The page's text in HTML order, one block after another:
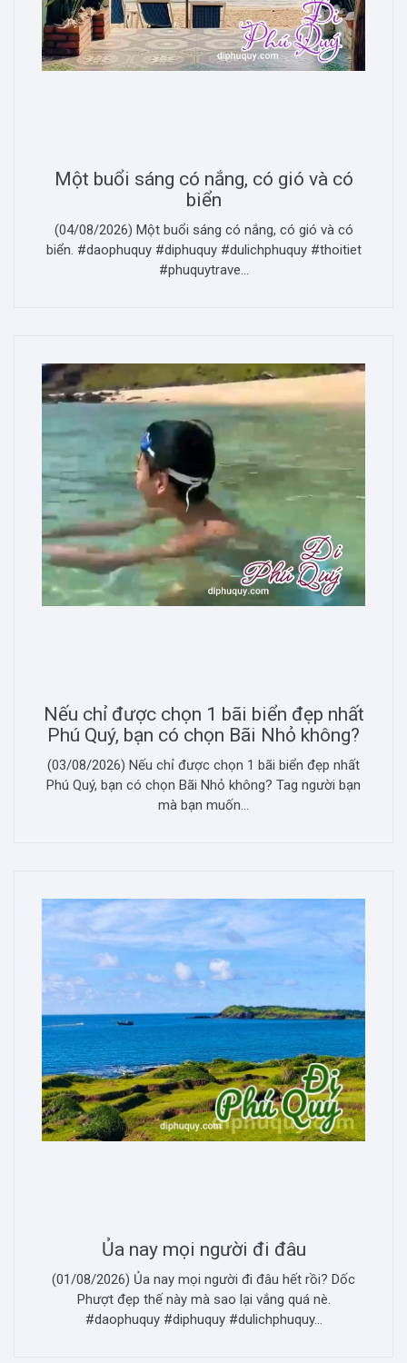
Một buổi sáng có nắng, có gió và có
biển
(04/08/2026) Một buổi sáng có nắng, có gió và có
biển. #daophuquy #diphuquy #dulichphuquy #thoitiet
#phuquytrave...
Nếu chỉ được chọn 1 bãi biển đẹp nhất
Phú Quý, bạn có chọn Bãi Nhỏ không?
(03/08/2026) Nếu chỉ được chọn 1 bãi biển đẹp nhất
Phú Quý, bạn có chọn Bãi Nhỏ không? Tag người bạn
mà bạn muốn...
Ủa nay mọi người đi đâu
(01/08/2026) Ủa nay mọi người đi đâu hết rồi? Dốc
Phượt đẹp thế này mà sao lại vắng quá nè.
#daophuquy #diphuquy #dulichphuquy...